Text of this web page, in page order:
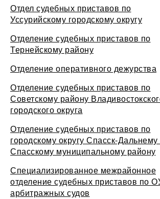
Отдел судебных приставов по
Уссурийскому городскому округу
Отделение судебных приставов по
Тернейскому району
Отделение оперативного дежурства
Отделение судебных приставов по
Советскому району
городского округа
Отделение судебных приставов по
городскому округу Спасск-Дальнему
Спасскому муниципальному району
Специализированное межрайонное
отделение судебных приставов по
арбитражных судов